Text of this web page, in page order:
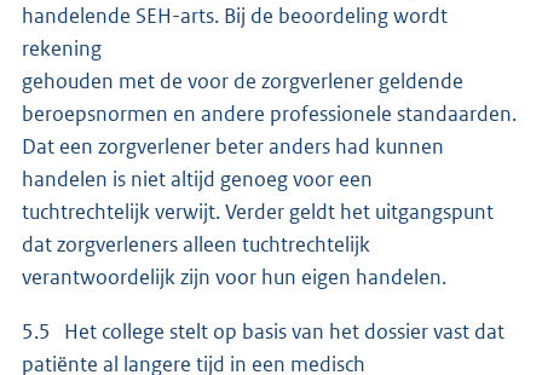
handelende SEH-arts. Bij de beoordeling wordt
rekening
gehouden met de voor de zorgverlener geldende
beroepsnormen en andere professionele standaarden.
Dat een zorgverlener beter anders had kunnen
handelen is niet altijd genoeg voor een
tuchtrechtelijk verwijt. Verder geldt het uitgangspunt
dat zorgverleners alleen tuchtrechtelijk
verantwoordelijk zijn voor hun eigen handelen.
5.5 Het college stelt op basis van het dossier vast dat
patiënte al langere tijd in een medisch